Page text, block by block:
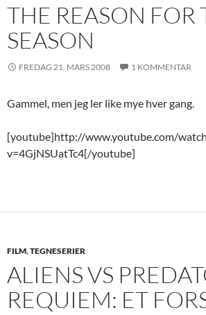
THE REASON FOR
SEASON
FREDAG 21. MARS 2008 1 KOMMENTAR
Gammel, men jeg ler like mye hver gang.
[youtube]http://www.youtube.com/
v=4GjNSUatTc4[/youtube]
FILM,TEGNESERIER
ALIENS VS
REQUIEM: ET